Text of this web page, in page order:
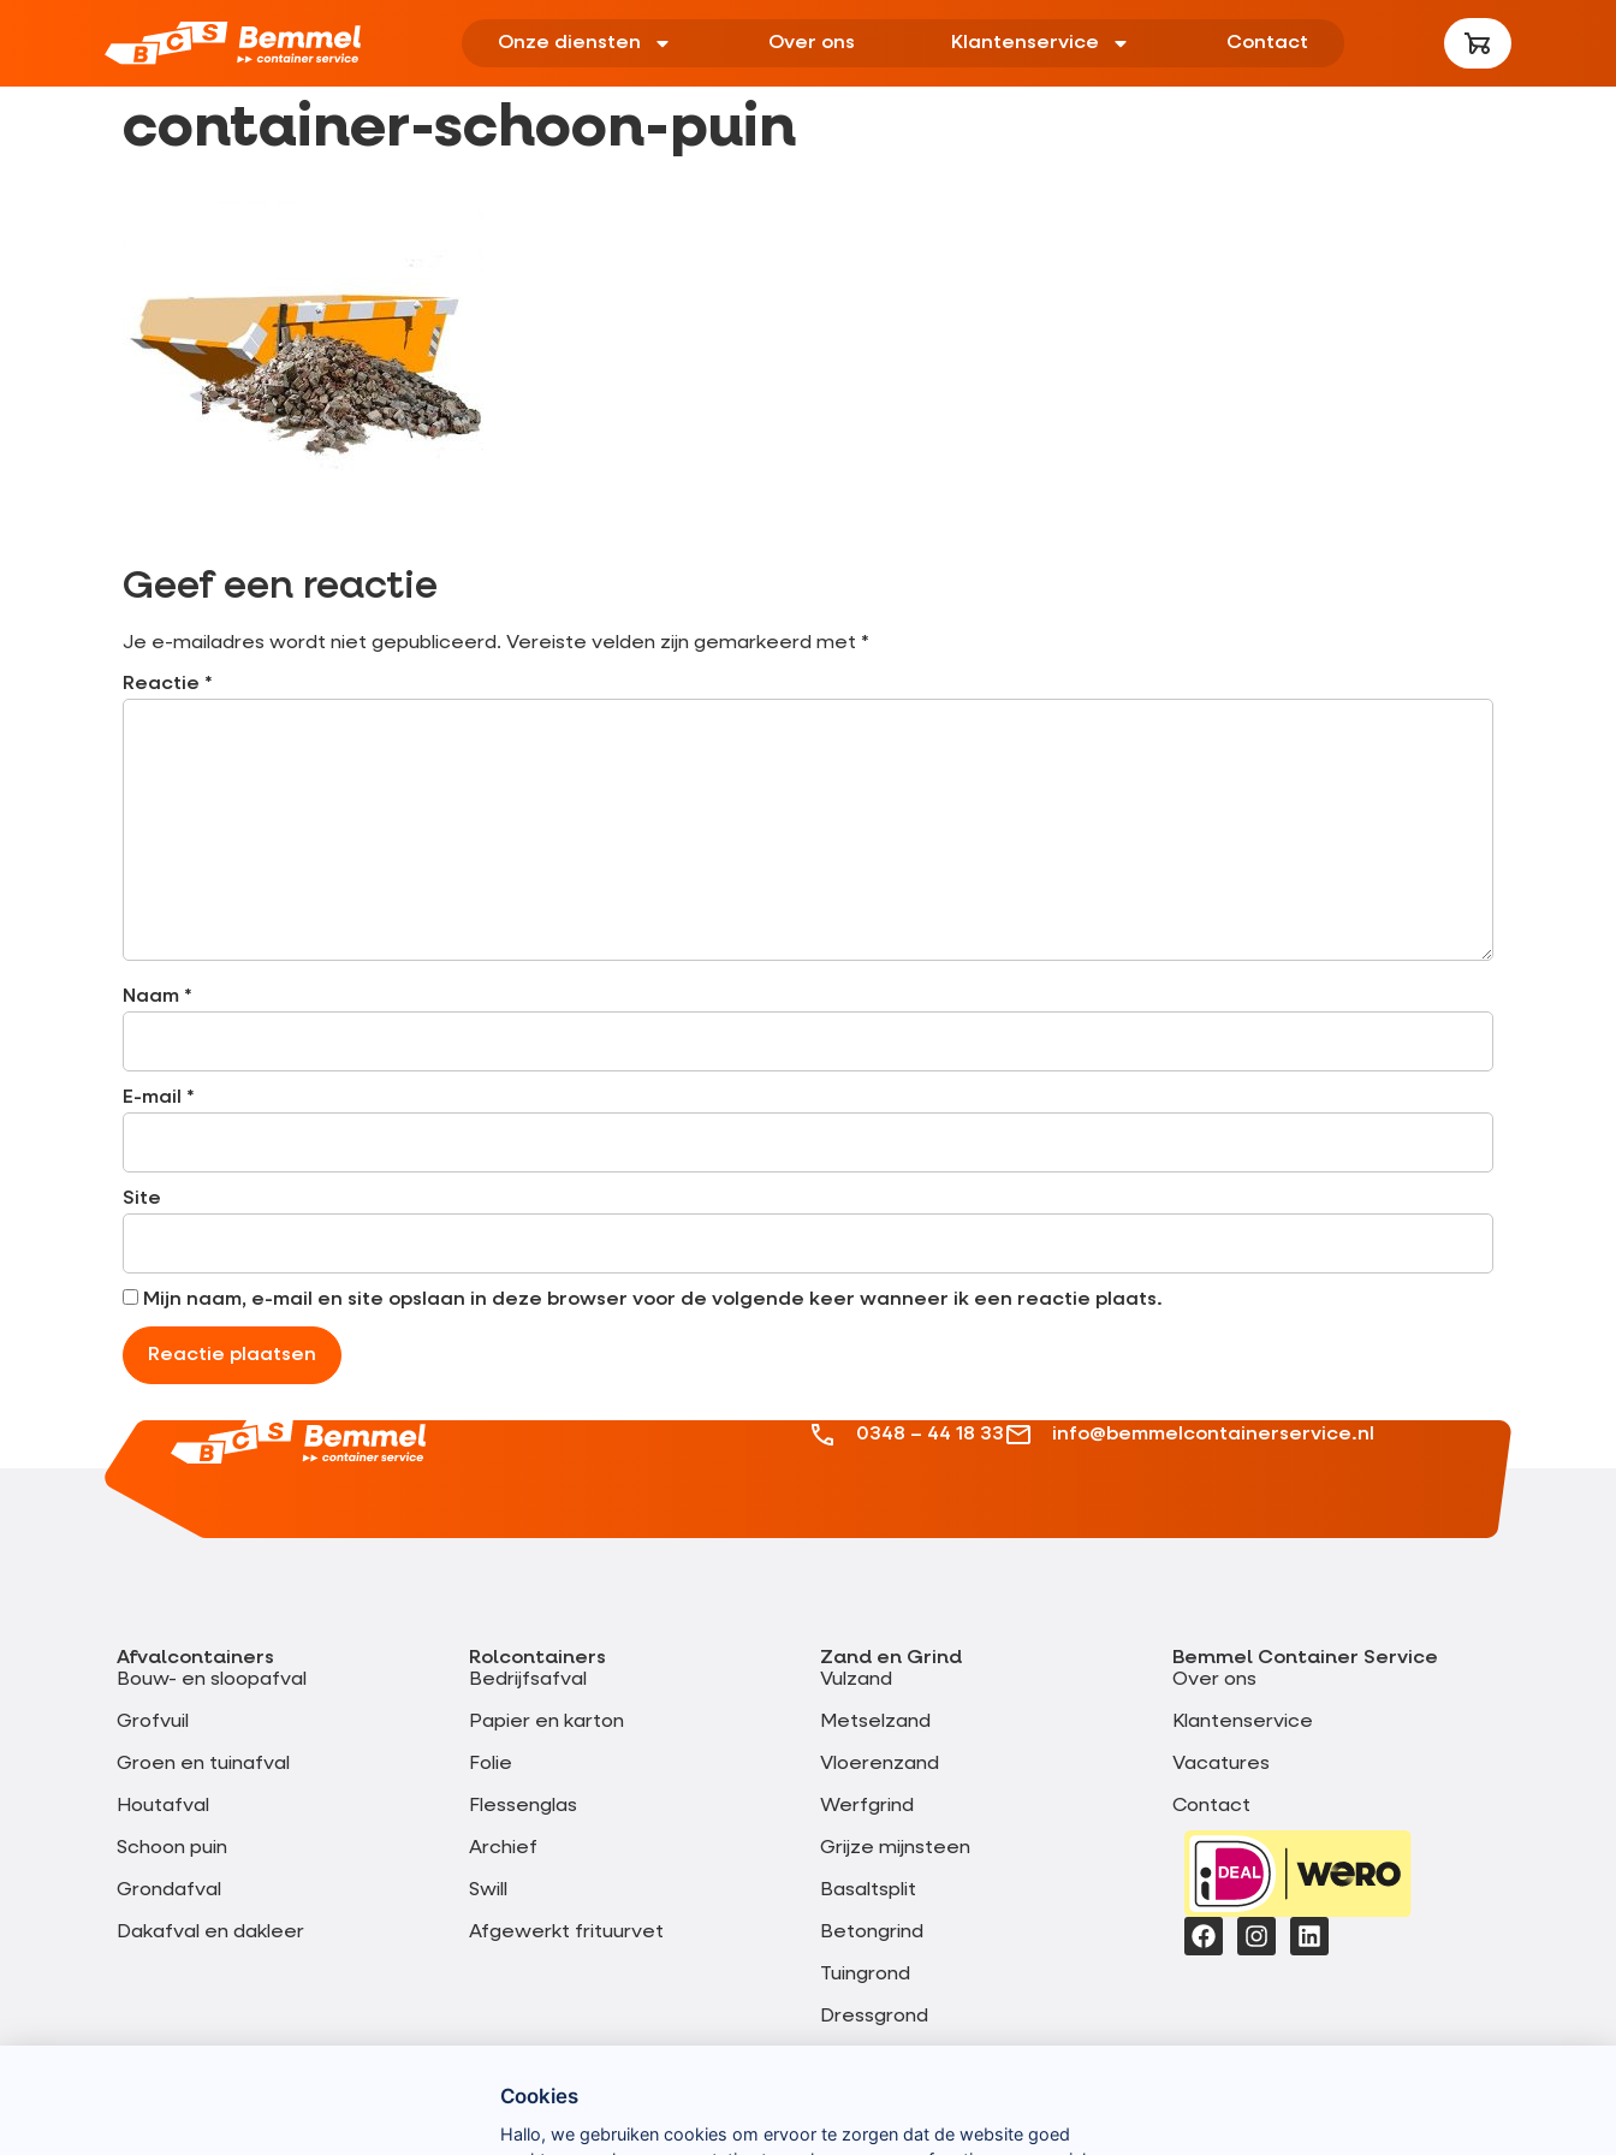
Onze diensten Over ons Klantenservice Contact
container-schoon-puin
Geef een reactie
Je e-mailadres wordt niet gepubliceerd. Vereiste velden zijn gemarkeerd met *
Reactie *
Naam *
E-mail *
Site
Mijn naam, e-mail en site opslaan in deze browser voor de volgende keer wanneer ik een reactie plaats.
0348 – 44 18 33 info@bemmelcontainerservice.nl
Afvalcontainers
Bouw- en sloopafval
Grofvuil
Groen en tuinafval
Houtafval
Schoon puin
Grondafval
Dakafval en dakleer
Rolcontainers
Bedrijfsafval
Papier en karton
Folie
Flessenglas
Archief
Swill
Afgewerkt frituurvet
Zand en Grind
Vulzand
Metselzand
Vloerenzand
Werfgrind
Grijze mijnsteen
Basaltsplit
Betongrind
Tuingrond
Dressgrond
Bemmel Container Service
Over ons
Klantenservice
Vacatures
Contact
Cookies
Hallo, we gebruiken cookies om ervoor te zorgen dat de website goed